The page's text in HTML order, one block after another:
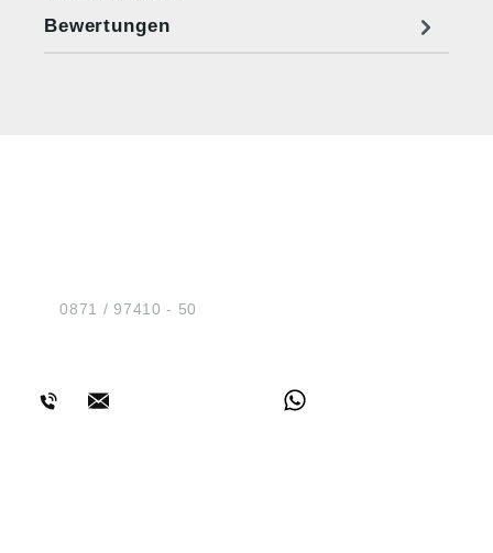
Bewertungen
Tel.:0871 / 97410 - 50